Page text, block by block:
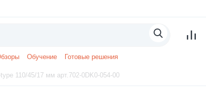
Обучение Готовые решения
110/45/17 мм арт.702-0DK0-054-00